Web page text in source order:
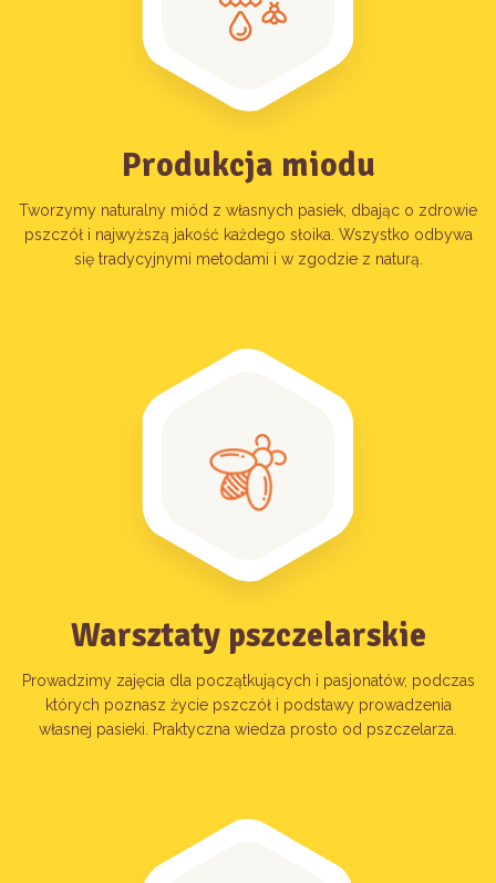
Produkcja miodu
Tworzymy naturalny miód z własnych pasiek, dbając o zdrowie
pszczół i najwyższą jakość każdego słoika. Wszystko odbywa
się tradycyjnymi metodami i w zgodzie z naturą.
Warsztaty pszczelarskie
Prowadzimy zajęcia dla początkujących i pasjonatów, podczas
których poznasz życie pszczół i podstawy prowadzenia
własnej pasieki. Praktyczna wiedza prosto od pszczelarza.